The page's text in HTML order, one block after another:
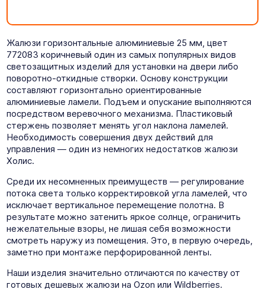
Жалюзи горизонтальные алюминиевые 25 мм, цвет
772083 коричневый один из самых популярных видов
светозащитных изделий для установки на двери либо
поворотно-откидные створки. Основу конструкции
составляют горизонтально ориентированные
алюминиевые ламели. Подъем и опускание выполняются
посредством веревочного механизма. Пластиковый
стержень позволяет менять угол наклона ламелей.
Необходимость совершения двух действий для
управления — один из немногих недостатков жалюзи
Холис.
Среди их несомненных преимуществ — регулирование
потока света только корректировкой угла ламелей, что
исключает вертикальное перемещение полотна. В
результате можно затенить яркое солнце, ограничить
нежелательные взоры, не лишая себя возможности
смотреть наружу из помещения. Это, в первую очередь,
заметно при монтаже перфорированной ленты.
Наши изделия значительно отличаются по качеству от
готовых дешевых жалюзи на Ozon или Wildberries.